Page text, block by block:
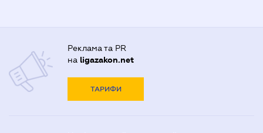
Реклама та PR
на ligazakon.net
ТАРИФИ